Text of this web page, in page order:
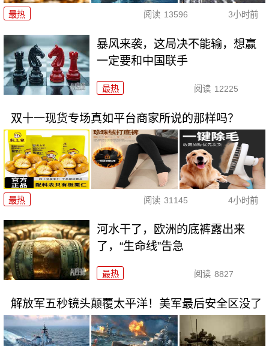
最热 阅读 13596 3小时前
暴风来袭，这局决不能输，想赢
一定要和中国联手
最热 阅读 12225
双十一现货专场真如平台商家所说的那样吗？
最热 阅读 31145 4小时前
河水干了，欧洲的底裤露出来
了，“生命线”告急
最热 阅读 8827
解放军五秒镜头颠覆太平洋！美军最后安全区没了